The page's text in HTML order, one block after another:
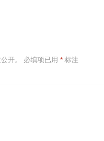
开。 必填项已用 * 标注